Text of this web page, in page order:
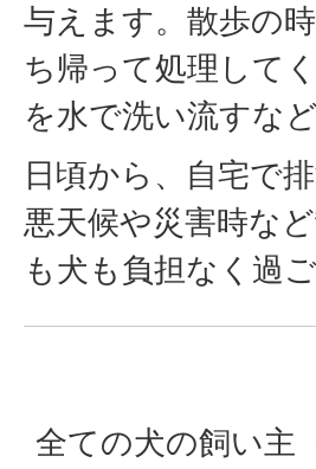
与えます。散歩の
ち帰って処理して
を水で洗い流すな
日頃から、自宅で
悪天候や災害時な
も犬も負担なく過
全ての犬の飼い主